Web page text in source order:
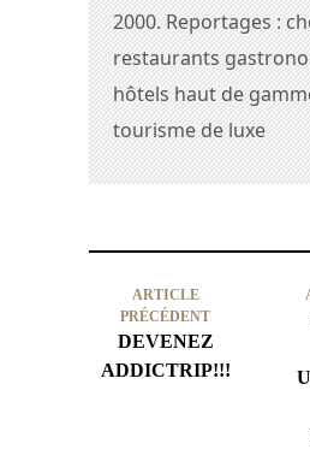
2000. Reportages :
restaurants
hôtels haut de
tourisme de luxe
ARTICLE
PRÉCÉDENT
DEVENEZ
ADDICTRIP!!!